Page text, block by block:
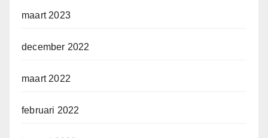
maart 2023
december 2022
maart 2022
februari 2022